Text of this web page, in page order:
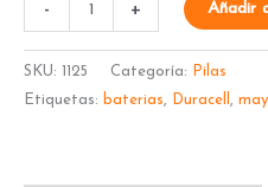
- + Añadir
SKU: 1125 Categoría:
Pilas
Etiquetas: baterias, Duracell ,